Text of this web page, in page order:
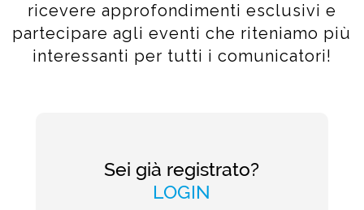
ricevere approfondimenti esclusivi e
partecipare agli eventi che riteniamo più
interessanti per tutti i comunicatori!
Sei già registrato?
LOGIN